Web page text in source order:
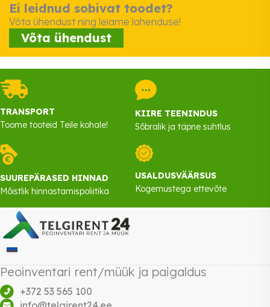
Ei leidnud sobivat toodet?
Võta ühendust ning leiame lahenduse!
Võta ühendust
TRANSPORT
Toome tooteid Teile kohale!
KIIRE TEENINDUS
Sõbralik ja täpne suhtlus
SUUREPÄRASED HINNAD
Mõistlik hinnastamispoliitika
USALDUSVÄÄRSUS
Kogemustega ettevõte
Peoinventari rent/müük ja paigaldus
+372 53 565 100